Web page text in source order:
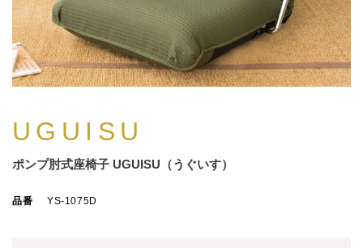
UGUISU
ポンプ肘式座椅子 UGUISU（うぐいす）
品番 YS-1075D